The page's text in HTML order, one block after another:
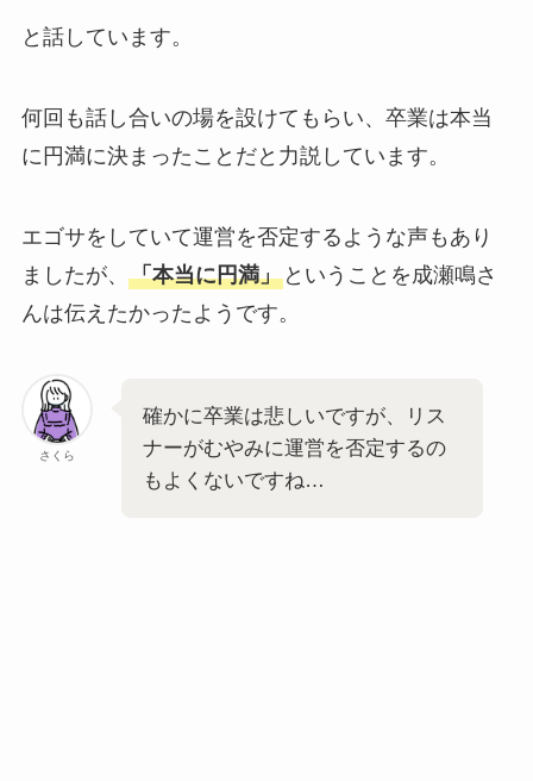
と話しています。
何回も話し合いの場を設けてもらい、卒業は本当
に円満に決まったことだと力説しています。
エゴサをしていて運営を否定するような声もあり
ましたが、 「本当に円満」ということを成瀬鳴さ
んは伝えたかったようです。
さくら
確かに卒業は悲しいですが、リス
ナーがむやみに運営を否定するの
もよくないですね…